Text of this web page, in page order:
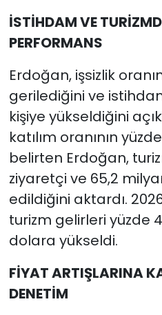
İSTİHDAM VE
PERFORMANS
Erdoğan, işsizlik
gerilediğini ve
kişiye yükseldiğini
katılım oranının
belirten Erdoğan,
ziyaretçi ve 65,2
edildiğini aktardı.
turizm gelirleri yüzde
dolara yükseldi.
FİYAT ARTIŞLARINA
DENETİM